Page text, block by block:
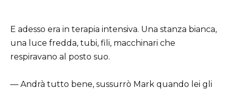
E adesso era in terapia intensiva. Una stanza bianca,
una luce fredda, tubi, fili, macchinari che
respiravano al posto suo.
— Andrà tutto bene, sussurrò Mark quando lei gli